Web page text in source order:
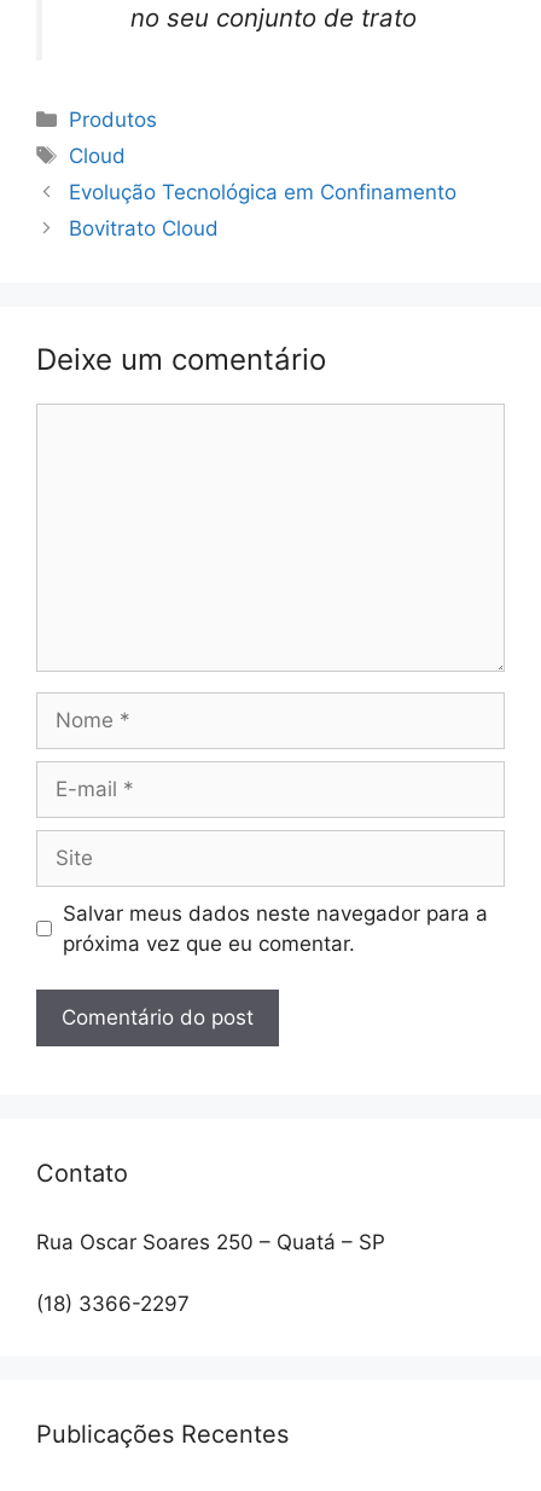
no seu conjunto de trato
Categorias
Produtos
Tags
Cloud
Navegação
de
Evolução Tecnológica em Confinamento
Bovitrato Cloud
Deixe um comentário
mail
Salvar meus dados neste navegador para a
próxima vez que eu comentar.
Contato
Rua Oscar Soares 250 – Quatá – SP
(18) 3366-2297
Publicações Recentes